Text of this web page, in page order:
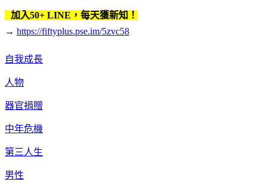
加入50+ LINE，每天獲新知！
→ https://fiftyplus.pse.im/5zvc58
自我成長
人物
器官捐贈
中年危機
第三人生
男性